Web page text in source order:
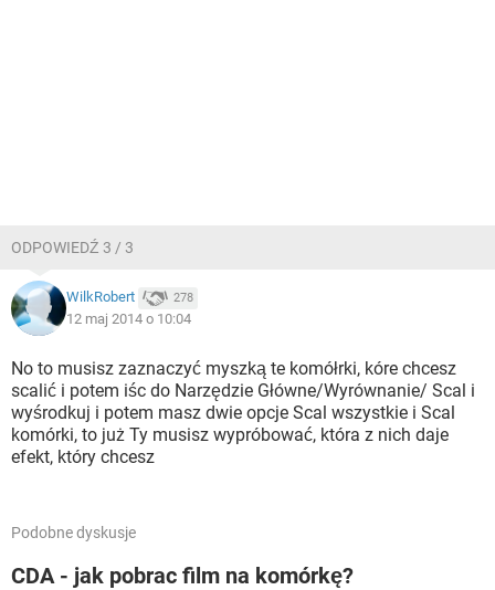
ODPOWIEDŹ 3 / 3
WilkRobert 278
12 maj 2014 o 10:04
No to musisz zaznaczyć myszką te komółrki, kóre chcesz
scalić i potem iśc do Narzędzie Główne/Wyrównanie/ Scal i
wyśrodkuj i potem masz dwie opcje Scal wszystkie i Scal
komórki, to już Ty musisz wypróbować, która z nich daje
efekt, który chcesz
Podobne dyskusje
CDA - jak pobrac film na komórkę?